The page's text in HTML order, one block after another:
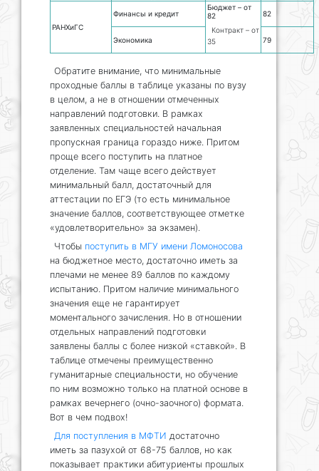
РАНХиГС
Финансы и кредит
Бюджет – от
82
Контракт – от
35
82
Экономика 79
Обратите внимание, что минимальные
проходные баллы в таблице указаны по вузу
в целом, а не в отношении отмеченных
направлений подготовки. В рамках
заявленных специальностей начальная
пропускная граница гораздо ниже. Притом
проще всего поступить на платное
отделение. Там чаще всего действует
минимальный балл, достаточный для
аттестации по ЕГЭ (то есть минимальное
значение баллов, соответствующее отметке
«удовлетворительно» за экзамен).
Чтобы поступить в МГУ имени Ломоносова
на бюджетное место, достаточно иметь за
плечами не менее 89 баллов по каждому
испытанию. Притом наличие минимального
значения еще не гарантирует
моментального зачисления. Но в отношении
отдельных направлений подготовки
заявлены баллы с более низкой «ставкой». В
таблице отмечены преимущественно
гуманитарные специальности, но обучение
по ним возможно только на платной основе в
рамках вечернего (очно-заочного) формата.
Вот в чем подвох!
Для поступления в МФТИ достаточно
иметь за пазухой от 68-75 баллов, но как
показывает практики абитуриенты прошлых